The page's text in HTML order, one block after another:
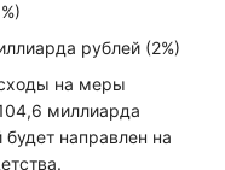
рублей (2%)
на меры
миллиарда
направлен на